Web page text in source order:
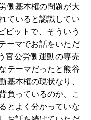
働基本権の問題が大
ていると認識してい
ビットで、そういう
ーマでお話をいただ
官公労働運動の専売
テーマだったと熊谷
基本権の現状なり、
負っているのか、こ
とよく分かっていな